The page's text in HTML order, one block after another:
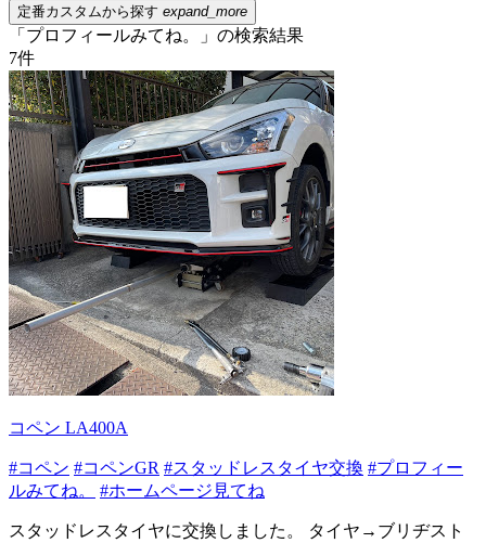
定番カスタムから探す expand_more
「プロフィールみてね。」の検索結果
7件
コペン LA400A
#コペン #コペンGR #スタッドレスタイヤ交換 #プロフィー
ルみてね。
#ホームページ見てね
スタッドレスタイヤに交換しました。 タイヤ→ブリヂスト